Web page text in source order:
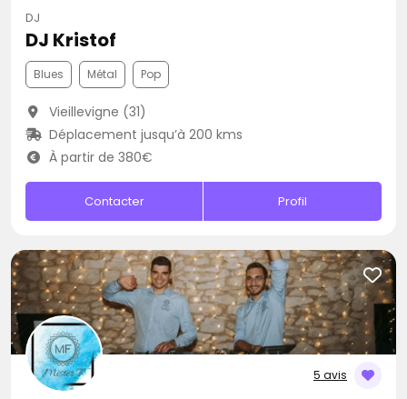
DJ
DJ Kristof
Blues Métal Pop
Vieillevigne (31)
Déplacement jusqu’à 200 kms
À partir de 380€
Contacter Profil
5 avis